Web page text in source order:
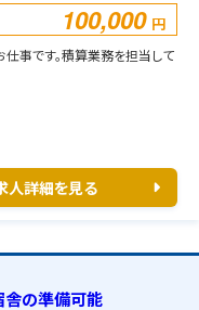
100,000 円
事です。積算業務を担当して
人詳細を見る
舎の準備可能